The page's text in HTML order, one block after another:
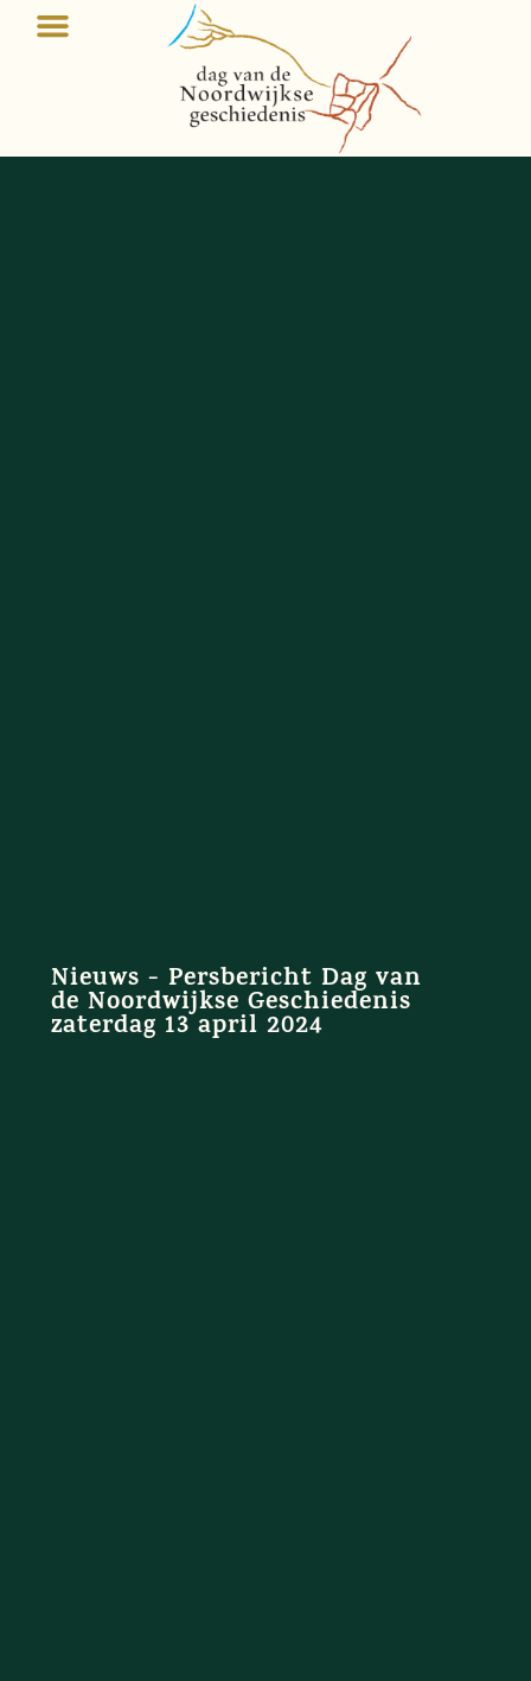
Nieuws - Persbericht Dag van
de Noordwijkse Geschiedenis
zaterdag 13 april 2024